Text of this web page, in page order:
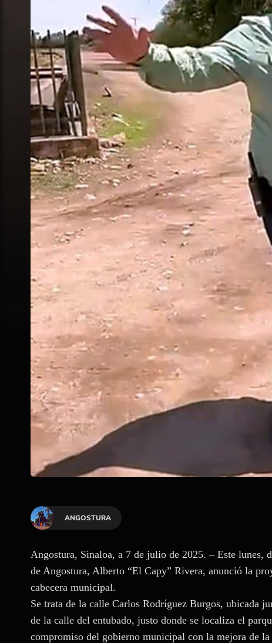
ANGOSTURA
Angostura, Sinaloa, a 7 de julio de 2025. – Este lunes,
de Angostura, Alberto “El Capy” Rivera, anunció la
cabecera municipal.
Se trata de la calle Carlos Rodríguez Burgos, ubicada
de la calle del entubado, justo donde se localiza el
compromiso del gobierno municipal con la mejora de